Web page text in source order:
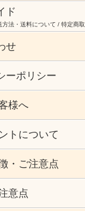
ド
方法・送料について / 特定商
せ
ーポリシー
様へ
トについて
・ご注意点
意点